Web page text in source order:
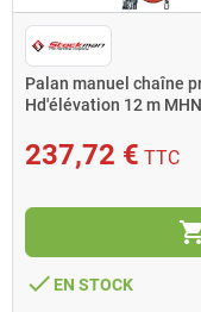
Palan manuel chaîne
Hd'élévation 12 m
237,72 € TTC
done EN STOCK